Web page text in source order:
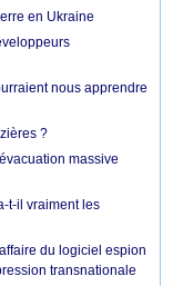
en Ukraine
nous apprendre
?
massive
t-il vraiment les
du logiciel espion
transnationale